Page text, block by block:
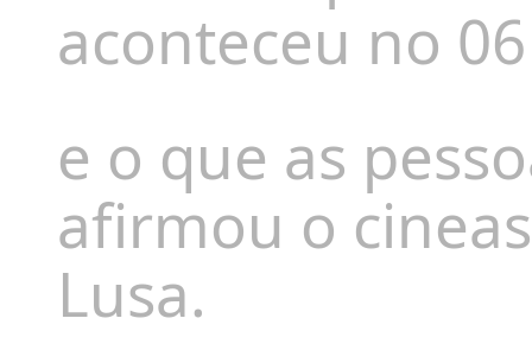
aconteceu no
e o que as
afirmou o
Lusa.